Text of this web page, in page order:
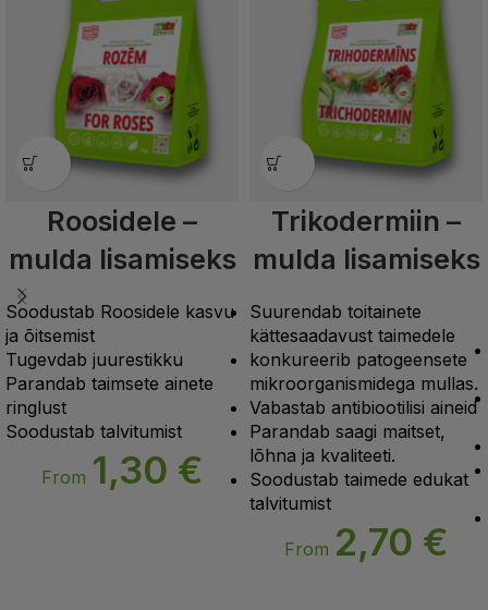
Roosidele –
mulda lisamiseks
Soodustab Roosidele kasvu
ja õitsemist
Tugevdab juurestikku
Parandab taimsete ainete
ringlust
Soodustab talvitumist
From 1,30 €
Trikodermiin –
mulda lisamiseks
Suurendab toitainete
kättesaadavust taimedele
konkureerib patogeensete
mikroorganismidega mullas.
Vabastab antibiootilisi aineid
Parandab saagi maitset,
lõhna ja kvaliteeti.
Soodustab taimede edukat
talvitumist
From 2,70 €